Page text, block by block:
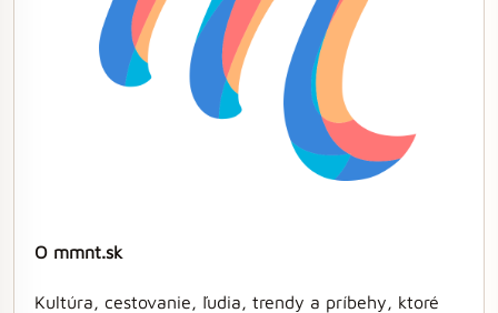
O mmnt.sk
Kultúra, cestovanie, ľudia, trendy a príbehy, ktoré